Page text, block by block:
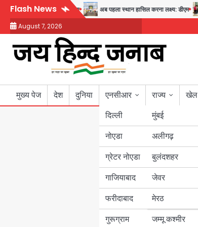
Skip
content
Flash News
के स्वास्थ्य और सुरक्षा का संदेश अब पहला स्थान हासिल करना लक्ष्य: डीएम
August 7, 2026
मुख्य पेज देश दुनिया
एनसीआर
दिल्ली
नोएडा
ग्रेटर नोएडा
गाजियाबाद
फरीदाबाद
गुरूग्राम
राज्य
मुंबई
उत्तर प्रदेश
अलीगढ़
बुलंदशहर
जेवर
मेरठ
बिहार
पंजाब
हरियाणा
जम्मू कश्मीर
खेल